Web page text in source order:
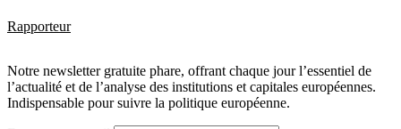
Rapporteur
Notre newsletter gratuite phare, offrant chaque jour l’essentiel de
l’actualité et de l’analyse des institutions et capitales européennes.
Indispensable pour suivre la politique européenne.